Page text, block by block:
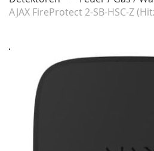
AJAX FireProtect 2-SB-HSC-Z
Ende
Bildgalerie
springen